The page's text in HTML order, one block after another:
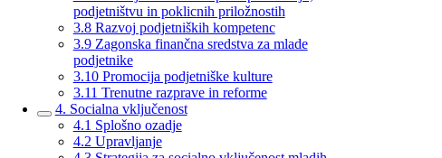
podjetništvu in poklicnih priložnostih
3.8 Razvoj podjetniških kompetenc
3.9 Zagonska finančna sredstva za mlade
podjetnike
3.10 Promocija podjetniške kulture
3.11 Trenutne razprave in reforme
4. Socialna vključenost
4.1 Splošno ozadje
4.2 Upravljanje